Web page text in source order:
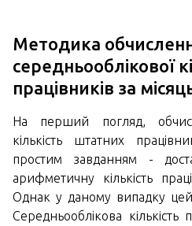
Методика
середньооблікової
працівників за
На перший погляд,
кількість штатних
простим завданням -
арифметичну кількість
Однак у даному випадку
Середньооблікова кількість